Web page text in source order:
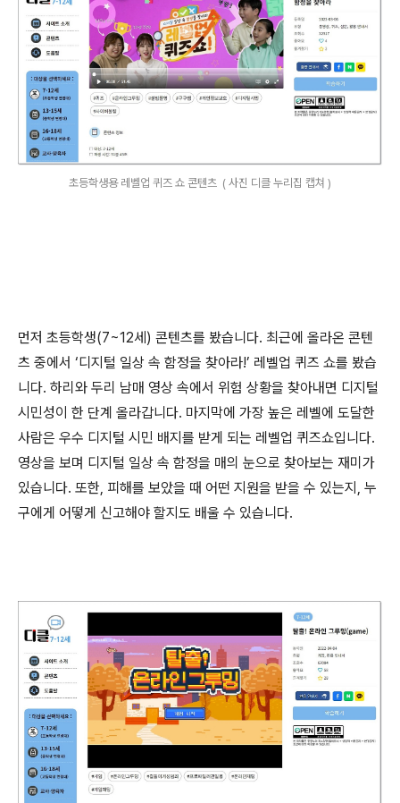
초등학생용 레벨업 퀴즈 쇼 콘텐츠 ( 사진 디클 누리집 캡쳐 )
먼저 초등학생(7~12세 ) 콘텐츠를 봤습니다. 최근에 올라온 콘텐
츠 중에서 ‘디지털 일상 속 함정을 찾아라!’ 레벨업 퀴즈 쇼를 봤습
니다. 하리와 두리 남매 영상 속에서 위험 상황을 찾아내면 디지털
시민성이 한 단계 올라갑니다. 마지막에 가장 높은 레벨에 도달한
사람은 우수 디지털 시민 배지를 받게 되는 레벨업 퀴즈쇼입니다.
영상을 보며 디지털 일상 속 함정을 매의 눈으로 찾아보는 재미가
있습니다. 또한, 피해를 보았을 때 어떤 지원을 받을 수 있는지 , 누
구에게 어떻게 신고해야 할지도 배울 수 있습니다.